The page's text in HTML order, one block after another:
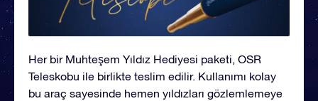
Her bir Muhteşem Yıldız Hediyesi paketi, OSR
Teleskobu ile birlikte teslim edilir. Kullanımı kolay
bu araç sayesinde hemen yıldızları gözlemlemeye